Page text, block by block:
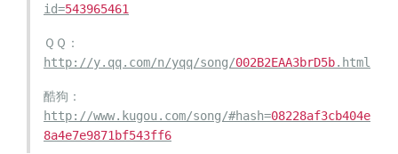
id=543965461
ＱＱ：
http://y.qq.com/n/yqq/song/002B2EAA3brD5b.html
酷狗：
http://www.kugou.com/song/#hash=08228af3cb404e
8a4e7e9871bf543ff6